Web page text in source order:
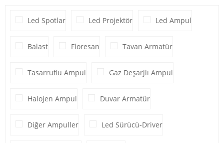
Led Spotlar Led Projektör Led Ampul
Balast Floresan Tavan Armatür
Tasarruflu Ampul Gaz Deşarjlı Ampul
Halojen Ampul Duvar Armatür
Diğer Ampuller Led Sürücü-Driver